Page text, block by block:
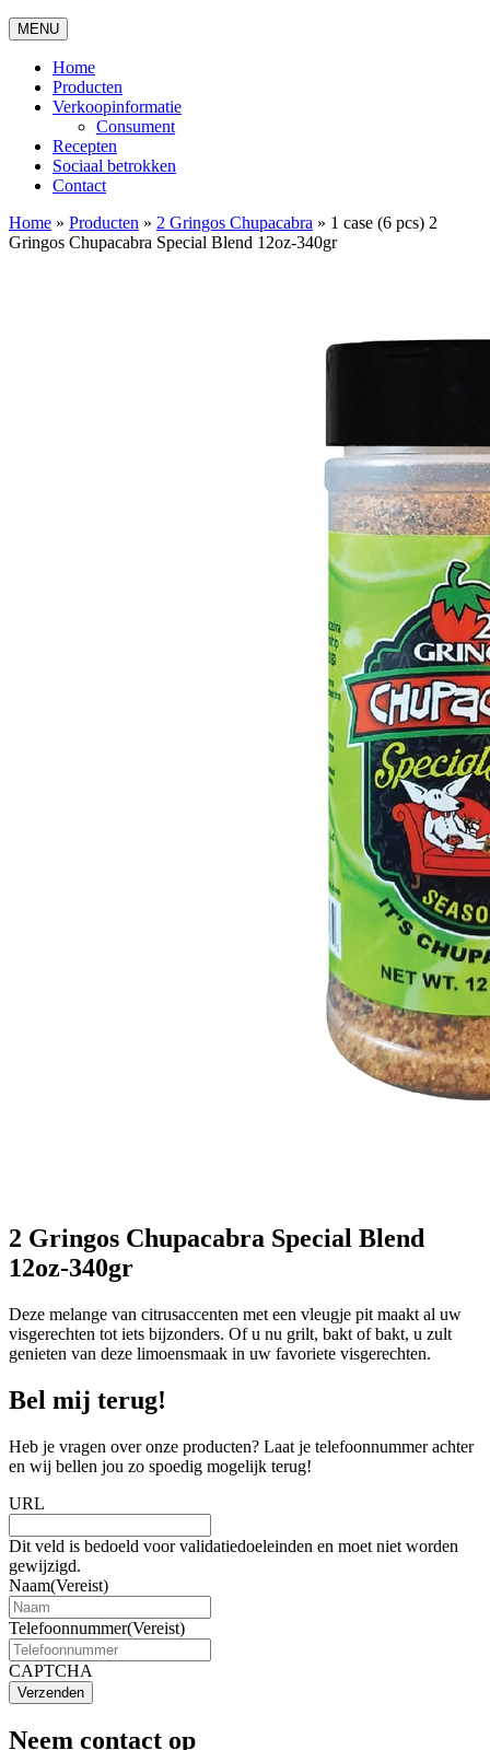
MENU
Home
Producten
Verkoopinformatie
Consument
Recepten
Sociaal betrokken
Contact
Home » Producten » 2 Gringos Chupacabra » 1 case (6 pcs) 2
Gringos Chupacabra Special Blend 12oz-340gr
2 Gringos Chupacabra Special Blend
12oz-340gr
Deze melange van citrusaccenten met een vleugje pit maakt al uw
visgerechten tot iets bijzonders. Of u nu grilt, bakt of bakt, u zult
genieten van deze limoensmaak in uw favoriete visgerechten.
Bel mij terug!
Heb je vragen over onze producten? Laat je telefoonnummer achter
en wij bellen jou zo spoedig mogelijk terug!
URL
Dit veld is bedoeld voor validatiedoeleinden en moet niet worden
gewijzigd.
Naam(Vereist)
Telefoonnummer(Vereist)
CAPTCHA
Verzenden
Neem contact op